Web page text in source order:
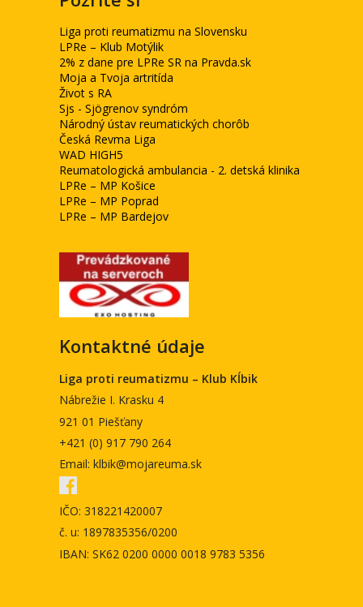
Liga proti reumatizmu na Slovensku
LPRe – Klub Motýlik
2% z dane pre LPRe SR na Pravda.sk
Moja a Tvoja artritída
Život s RA
Sjs - Sjögrenov syndróm
Národný ústav reumatických chorôb
Česká Revma Liga
WAD HIGH5
Reumatologická ambulancia - 2. detská klinika
LPRe – MP Košice
LPRe – MP Poprad
LPRe – MP Bardejov
Kontaktné údaje
Liga proti reumatizmu – Klub Kĺbik
Nábrežie I. Krasku 4
921 01 Piešťany
+421 (0) 917 790 264
Email: klbik@mojareuma.sk
IČO: 318221420007
č. u: 1897835356/0200
IBAN: SK62 0200 0000 0018 9783 5356